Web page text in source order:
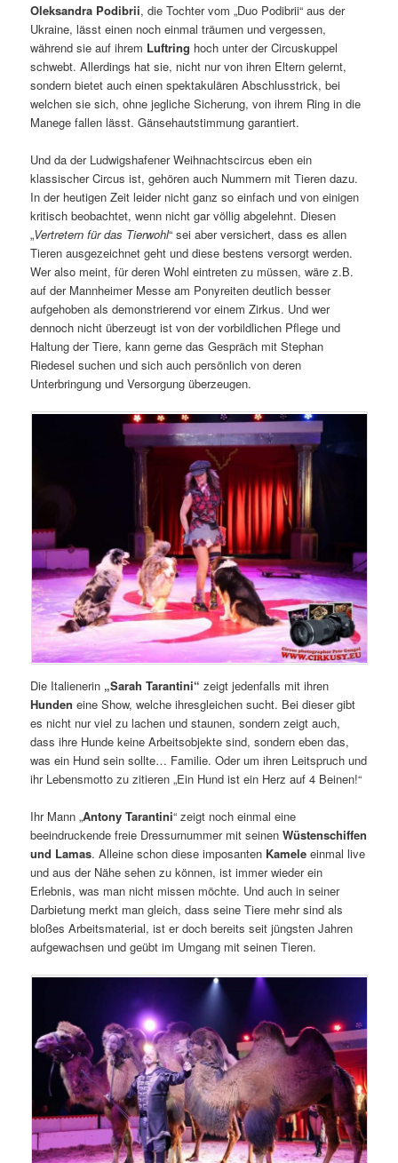
Oleksandra Podibrii, die Tochter vom „Duo Podibrii“ aus der
Ukraine, lässt einen noch einmal träumen und vergessen,
während sie auf ihrem Luftring hoch unter der Circuskuppel
schwebt. Allerdings hat sie, nicht nur von ihren Eltern gelernt,
sondern bietet auch einen spektakulären Abschlusstrick, bei
welchen sie sich, ohne jegliche Sicherung, von ihrem Ring in die
Manege fallen lässt. Gänsehautstimmung garantiert.
Und da der Ludwigshafener Weihnachtscircus eben ein
klassischer Circus ist, gehören auch Nummern mit Tieren dazu.
In der heutigen Zeit leider nicht ganz so einfach und von einigen
kritisch beobachtet, wenn nicht gar völlig abgelehnt. Diesen
„Vertretern für das Tierwohl“ sei aber versichert, dass es allen
Tieren ausgezeichnet geht und diese bestens versorgt werden.
Wer also meint, für deren Wohl eintreten zu müssen, wäre z.B.
auf der Mannheimer Messe am Ponyreiten deutlich besser
aufgehoben als demonstrierend vor einem Zirkus. Und wer
dennoch nicht überzeugt ist von der vorbildlichen Pflege und
Haltung der Tiere, kann gerne das Gespräch mit Stephan
Riedesel suchen und sich auch persönlich von deren
Unterbringung und Versorgung überzeugen.
Die Italienerin „Sarah Tarantini“ zeigt jedenfalls mit ihren
Hundeneine Show, welche ihresgleichen sucht. Bei dieser gibt
es nicht nur viel zu lachen und staunen, sondern zeigt auch,
dass ihre Hunde keine Arbeitsobjekte sind, sondern eben das,
was ein Hund sein sollte… Familie. Oder um ihren Leitspruch und
ihr Lebensmotto zu zitieren „Ein Hund ist ein Herz auf 4 Beinen!“
Ihr Mann „Antony Tarantini“ zeigt noch einmal eine
beeindruckende freie Dressurnummer mit seinenWüstenschiffen
und Lamas. Alleine schon diese imposanten Kameleeinmal live
und aus der Nähe sehen zu können, ist immer wieder ein
Erlebnis, was man nicht missen möchte. Und auch in seiner
Darbietung merkt man gleich, dass seine Tiere mehr sind als
bloßes Arbeitsmaterial, ist er doch bereits seit jüngsten Jahren
aufgewachsen und geübt im Umgang mit seinen Tieren.